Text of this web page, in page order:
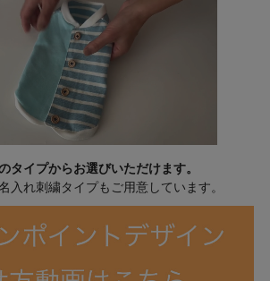
タイプからお選びいただけます。
入れ刺繍タイプもご用意しています。